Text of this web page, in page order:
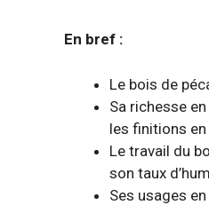
En bref :
Le bois de
Sa richesse
les finitions
Le travail du
son taux
Ses usages